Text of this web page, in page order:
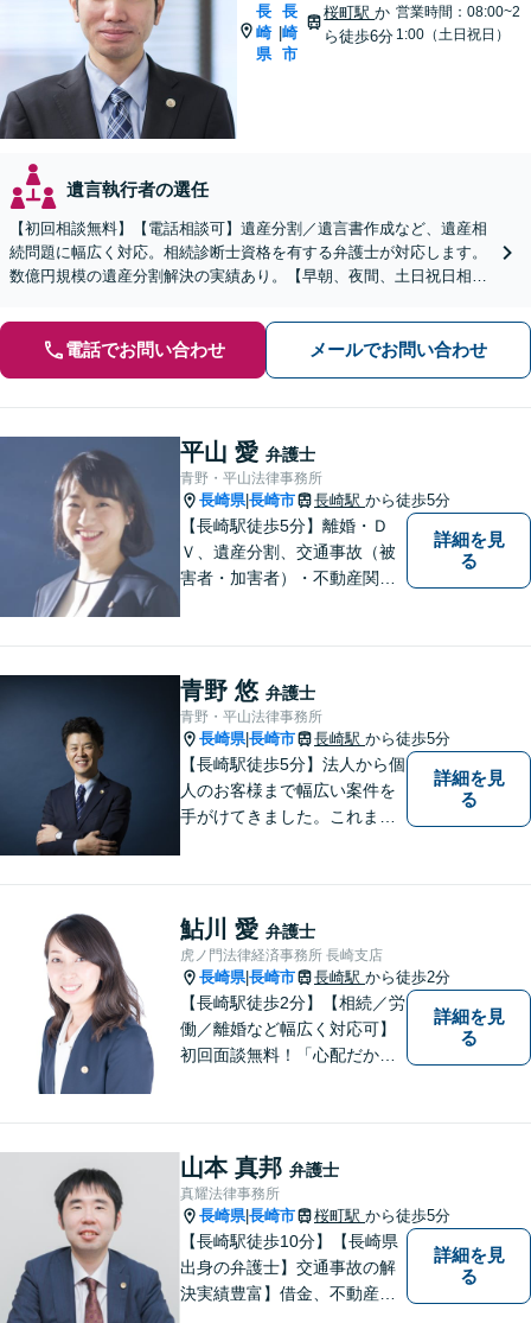
長
崎
県
|
長
崎
市
桜町駅か
ら徒歩6分
営業時間：08:00~2
1:00（土日祝日）
遺言執行者の選任
【初回相談無料】【電話相談可】遺産分割／遺言書作成など、遺産相
続問題に幅広く対応。相続診断士資格を有する弁護士が対応します。
数億円規模の遺産分割解決の実績あり。【早朝、夜間、土日祝日相談
電話でお問い合わせ メールでお問い合わせ
平山 愛 弁護士
青野・平山法律事務所
長崎県|長崎市 長崎駅 から徒歩5分
【長崎駅徒歩5分】離婚・Ｄ
Ｖ、遺産分割、交通事故（被
害者・加害者）・不動産関連
詳細を見
る
青野 悠 弁護士
青野・平山法律事務所
長崎県|長崎市 長崎駅 から徒歩5分
【長崎駅徒歩5分】法人から個
人のお客様まで幅広い案件を
手がけてきました。これまで
詳細を見
る
鮎川 愛 弁護士
虎ノ門法律経済事務所 長崎支店
長崎県|長崎市 長崎駅 から徒歩2分
【長崎駅徒歩2分】【相続／労
働／離婚など幅広く対応可】
初回面談無料！「心配だから
い。各種専門家と連携し、ス
ムーズな解決を目指します。
詳細を見
る
山本 真邦 弁護士
真耀法律事務所
長崎県|長崎市 桜町駅 から徒歩5分
【長崎駅徒歩10分】【長崎県
出身の弁護士】交通事故の解
決実績豊富】借金、不動産、
詳細を見
る